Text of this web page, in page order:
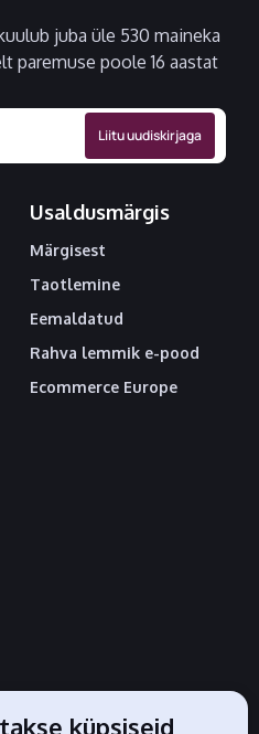
juba üle 530 maineka
paremuse poole 16 aastat
Usaldusmärgis
Märgisest
Taotlemine
Eemaldatud
Rahva lemmik e-pood
Ecommerce Europe
küpsiseid